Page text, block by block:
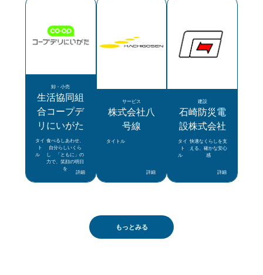
卸・小売
生活協同組
合コープデ
リにいがた
タイ
ト
ル
食べるしあわせ、
自分らしいくら
し 「ともに」の
力で、笑顔の明日
を
詳細
サービス
株式会社八
号線
タイトル
詳細
建設
石崎防災電
設株式会社
タイ
ト
ル
快適なくらしを支
える、確かな安心
感
詳細
もっとみる